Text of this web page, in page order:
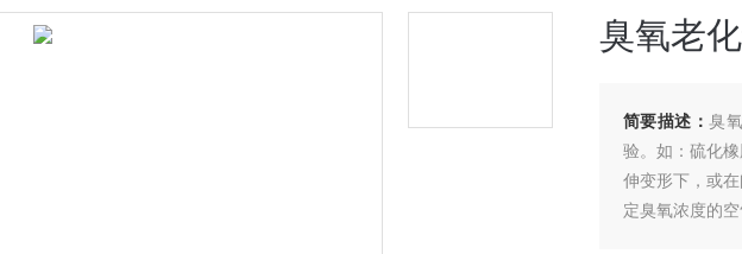
臭氧老
简要描述：臭
验。如：硫化
伸变形下，或
定臭氧浓度的